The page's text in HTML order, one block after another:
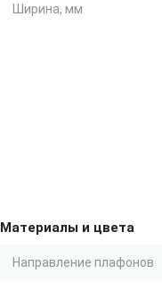
Ширина, мм
Материалы и цвета
Направление плафонов